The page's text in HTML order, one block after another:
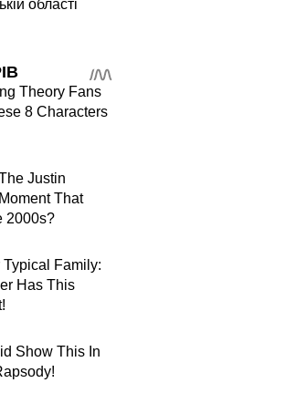
області
Theory Fans
8 Characters
Justin
That
2000s?
Typical Family:
Has This
Show This In